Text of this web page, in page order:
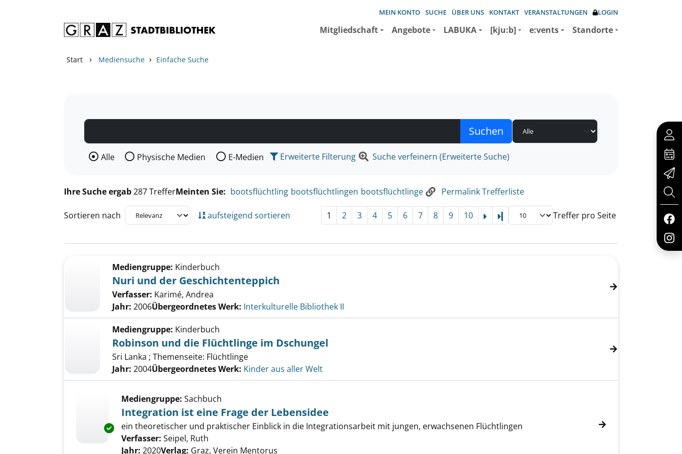
MEIN KONTO SUCHE ÜBER UNS KONTAKT VERANSTALTUNGEN LOGIN
Mitgliedschaft Angebote LABUKA [kju:b] e:vents Standorte
Start › Mediensuche › Einfache Suche
Wählen Sie die Medienart nach der Sie suchen wollen.
Alle Physische Medien E-Medien Erweiterte Filterung Suche verfeinern (Erweiterte Suche)
Ihre Suche ergab287 TrefferMeinten Sie: bootsflüchtling bootsflüchtlingen bootsflüchtlinge Permalink Trefferliste
Sortieren nach aufsteigend sortieren 1 2 3 4 5 6 7 8 9 10 Letzte Seite Treffer pro Seite
Zu den Suchfiltern springen
Mediengruppe: Kinderbuch
Nuri und der Geschichtenteppich
Verfasser: Karimé, Andrea
Jahr: 2006Übergeordnetes Werk: Interkulturelle Bibliothek II
Mediengruppe: Kinderbuch
Robinson und die Flüchtlinge im Dschungel
Sri Lanka ; Themenseite: Flüchtlinge
Jahr: 2004Übergeordnetes Werk: Kinder aus aller Welt
Exemplar-Details von Integration ist eine Frage der Lebensidee anzeigen
Mediengruppe: Sachbuch
Integration ist eine Frage der Lebensidee
ein theoretischer und praktischer Einblick in die Integrationsarbeit mit jungen, erwachsenen Flüchtlingen
Verfasser: Seipel, Ruth
Jahr: 2020Verlag: Graz, Verein Mentorus